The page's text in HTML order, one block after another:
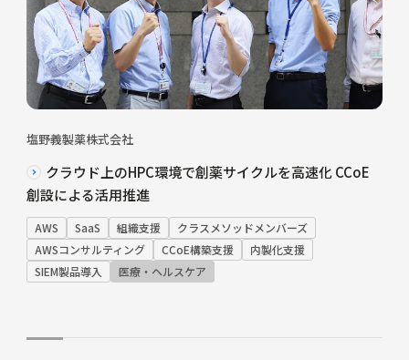
塩野義製薬株式会社
クラウド上のHPC環境で創薬サイクルを高速化 CCoE
創設による活用推進
AWS SaaS 組織支援
クラスメソッドメンバーズ
AWSコンサルティング
CCoE構築支援
内製化支援
SIEM製品導入
医療・ヘルスケア